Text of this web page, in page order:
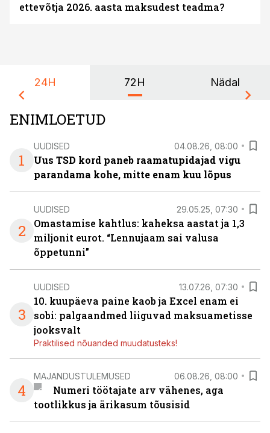
ettevõtja 2026. aasta maksudest teadma?
24H 72H Nädal
ENIMLOETUD
1
UUDISED 04.08.26, 08:00
Uus TSD kord paneb raamatupidajad vigu
parandama kohe, mitte enam kuu lõpus
2
UUDISED 29.05.25, 07:30
Omastamise kahtlus: kaheksa aastat ja 1,3
miljonit eurot. “Lennujaam sai valusa
õppetunni”
3
UUDISED 13.07.26, 07:30
10. kuupäeva paine kaob ja Excel enam ei
sobi: palgaandmed liiguvad maksuametisse
jooksvalt
Praktilised nõuanded muudatusteks!
4
MAJANDUSTULEMUSED 06.08.26, 08:00
Numeri töötajate arv vähenes, aga
tootlikkus ja ärikasum tõusisid